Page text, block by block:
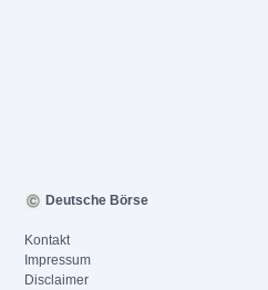
Deutsche Börse
Kontakt
Impressum
Disclaimer